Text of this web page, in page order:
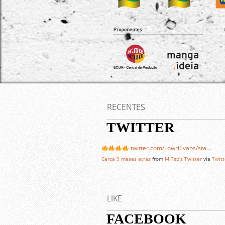
RECENTES
TWITTER
twitter.com/LowriEvans/sta…
Cerca 9 meses atraz from MITsp's Twitter via
LIKE
FACEBOOK